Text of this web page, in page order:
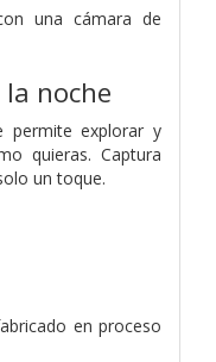
una cámara de
noche
permite explorar y
quieras. Captura
un toque.
en proceso